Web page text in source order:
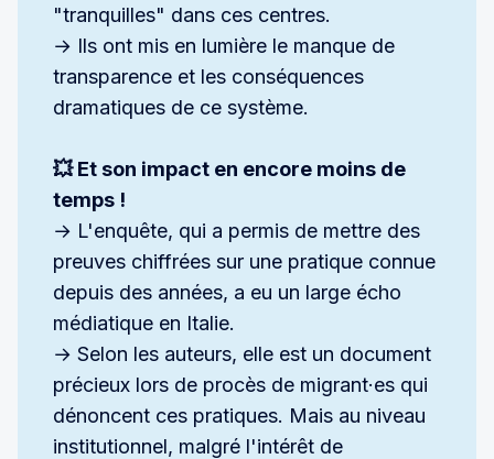
"tranquilles" dans ces centres.
→ Ils ont mis en lumière le manque de
transparence et les conséquences
dramatiques de ce système.
💥 Et son impact en encore moins de
temps !
→ L'enquête, qui a permis de mettre des
preuves chiffrées sur une pratique connue
depuis des années, a eu un large écho
médiatique en Italie.
→ Selon les auteurs, elle est un document
précieux lors de procès de migrant·es qui
dénoncent ces pratiques. Mais au niveau
institutionnel, malgré l'intérêt de